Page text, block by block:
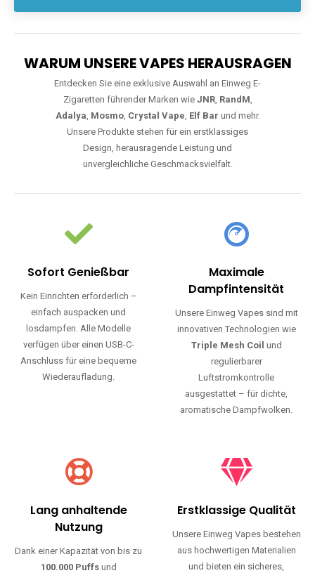
WARUM UNSERE VAPES HERAUSRAGEN
Entdecken Sie eine exklusive Auswahl an Einweg E-
Zigaretten führender Marken wie JNR, RandM,
Adalya, Mosmo, Crystal Vape, Elf Bar und mehr.
Unsere Produkte stehen für ein erstklassiges
Design, herausragende Leistung und
unvergleichliche Geschmacksvielfalt.
Sofort Genießbar
Kein Einrichten erforderlich –
einfach auspacken und
losdampfen. Alle Modelle
verfügen über einen USB-C-
Anschluss für eine bequeme
Wiederaufladung.
Maximale
Dampfintensität
Unsere Einweg Vapes sind mit
innovativen Technologien wie
Triple Mesh Coil und
regulierbarer
Luftstromkontrolle
ausgestattet – für dichte,
aromatische Dampfwolken.
Lang anhaltende
Nutzung
Dank einer Kapazität von bis zu
100.000 Puffsund
Erstklassige Qualität
Unsere Einweg Vapes bestehen
aus hochwertigen Materialien
und bieten ein sicheres,